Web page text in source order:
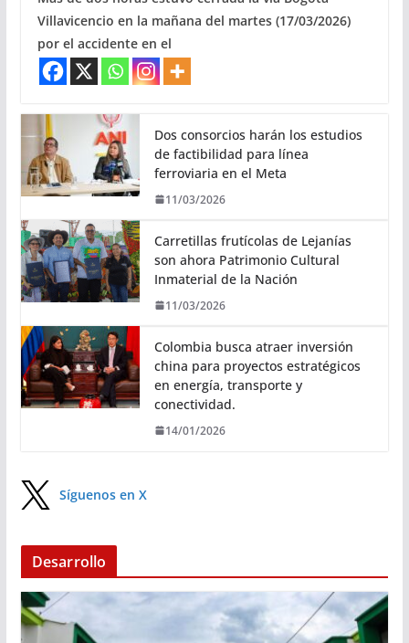
Villavicencio en la mañana del martes (17/03/2026)
por el accidente en el
Dos consorcios harán los estudios
de factibilidad para línea
ferroviaria en el Meta
11/03/2026
Carretillas frutícolas de Lejanías
son ahora Patrimonio Cultural
Inmaterial de la Nación
11/03/2026
Colombia busca atraer inversión
china para proyectos estratégicos
en energía, transporte y
conectividad.
14/01/2026
Síguenos en X
Desarrollo